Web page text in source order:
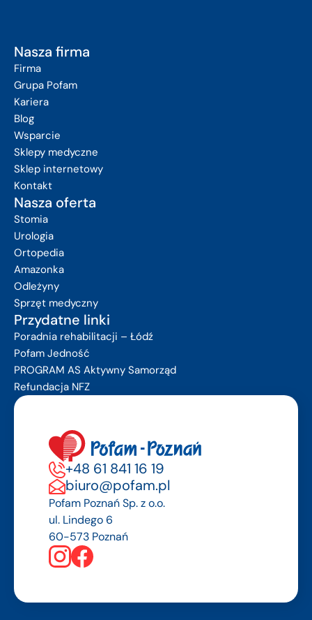
Nasza firma
Firma
Grupa Pofam
Kariera
Blog
Wsparcie
Sklepy medyczne
Sklep internetowy
Kontakt
Nasza oferta
Stomia
Urologia
Ortopedia
Amazonka
Odleżyny
Sprzęt medyczny
Przydatne linki
Poradnia rehabilitacji – Łódź
Pofam Jedność
PROGRAM AS Aktywny Samorząd
Refundacja NFZ
+48 61 841 16 19
biuro@pofam.pl
Pofam Poznań Sp. z o.o.
ul. Lindego 6
60-573 Poznań